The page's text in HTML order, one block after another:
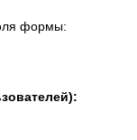
формы: